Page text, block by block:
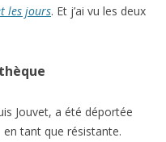
les jours. Et j’ai vu les deux
Jouvet, a été déportée
tant que résistante.